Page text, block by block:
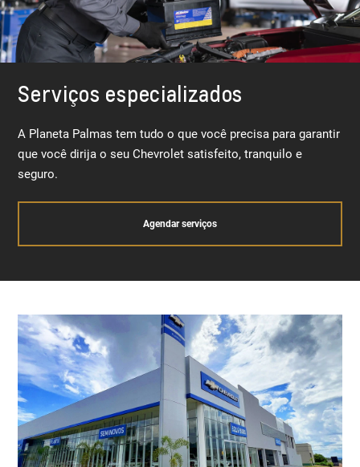
Serviços especializados
A Planeta Palmas tem tudo o que você precisa para garantir
que você dirija o seu Chevrolet satisfeito, tranquilo e
seguro.
Agendar serviços